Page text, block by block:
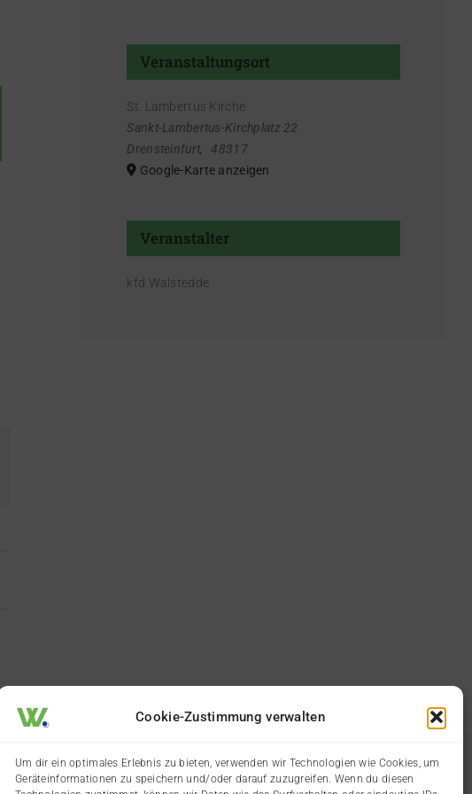
Cookie-Zustimmung verwalten
Um dir ein optimales Erlebnis zu bieten, verwenden wir Technologien wie Cookies, um
Geräteinformationen zu speichern und/oder darauf zuzugreifen. Wenn du diesen
Veranstaltungsort
St. Lambertus Kirche
Sankt-Lambertus-Kirchplatz 22
Drensteinfurt,
48317
Google-Karte anzeigen
Veranstalter
kfd Walstedde